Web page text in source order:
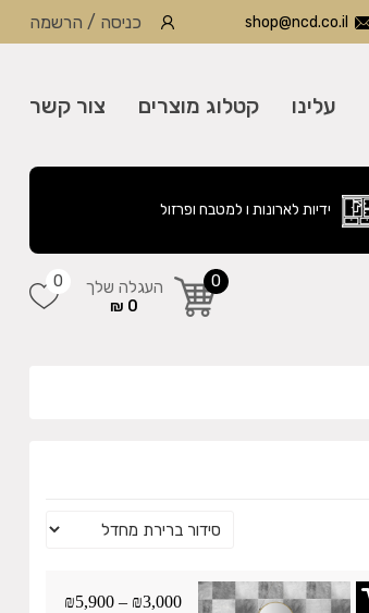
shop@ncd.co.il כניסה / הרשמה
עלינו קטלוג מוצרים צור קשר
ידיות לארונות ו למטבח ופרזול
0 העגלה שלך
0 ₪
0
₪3,000
–
₪5,900